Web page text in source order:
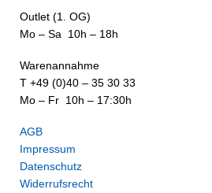
Outlet (1. OG)
Mo – Sa 10h – 18h
Warenannahme
T +49 (0)40 – 35 30 33
Mo – Fr 10h – 17:30h
AGB
Impressum
Datenschutz
Widerrufsrecht